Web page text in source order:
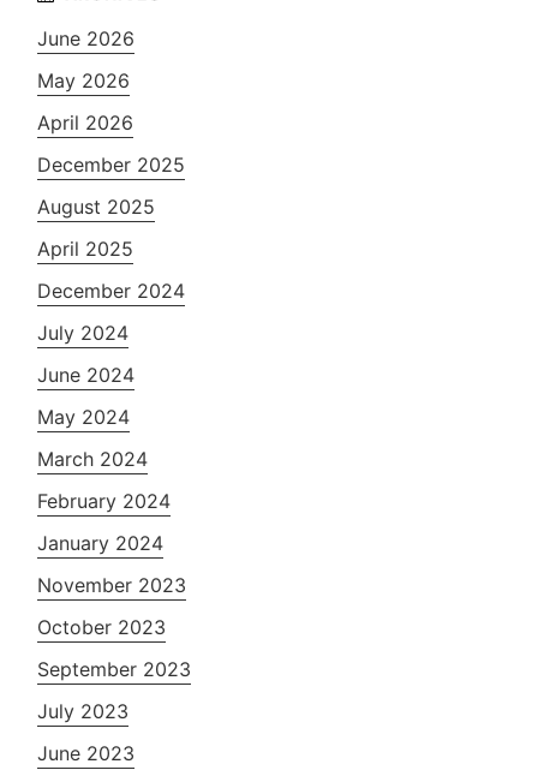
June 2026
May 2026
April 2026
December 2025
August 2025
April 2025
December 2024
July 2024
June 2024
May 2024
March 2024
February 2024
January 2024
November 2023
October 2023
September 2023
July 2023
June 2023